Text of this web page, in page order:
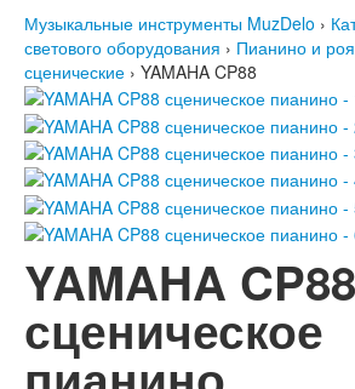
Музыкальные инструменты MuzDelo ›
светового оборудования › Пианино и
сценические › YAMAHA CP88
YAMAHA CP88
сценическое